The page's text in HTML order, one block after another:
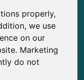
properly,
we use
on our
Marketing
do not
su